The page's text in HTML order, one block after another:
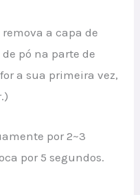
a capa de
pó na parte de
a sua primeira vez,
por 2~3
por 5 segundos.